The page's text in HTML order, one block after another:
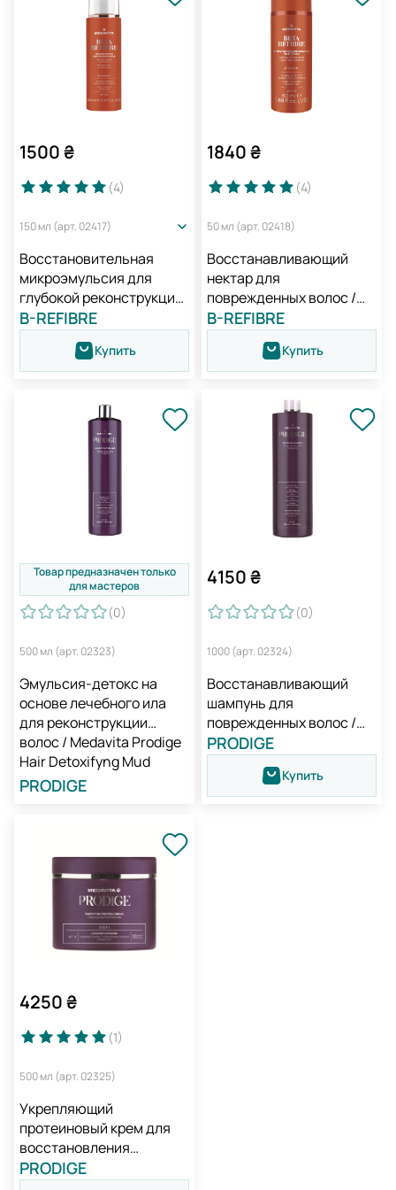
1500₴
(4)
150 мл (арт. 02417)
Восстановительная
микроэмульсия для
глубокой реконструкции
волос / Medavita Beta
Refibre Reconstructive
Hair Microemulsion
B-REFIBRE
Купить
1840₴
(4)
50 мл (арт. 02418)
Восстанавливающий
нектар для
поврежденных волос /
Medavita Beta Refibre
Nectar restructurant
B-REFIBRE
Купить
Товар предназначен только
для мастеров
(0)
500 мл (арт. 02323)
Эмульсия-детокс на
основе лечебного ила
для реконструкции
волос / Medavita Prodige
Hair Detoxifyng Mud
PRODIGE
4150₴
(0)
1000 (арт. 02324)
Восстанавливающий
шампунь для
поврежденных волос /
Medavita Prodige
Restoring Shampoo
PRODIGE
Купить
4250₴
(1)
500 мл (арт. 02325)
Укрепляющий
протеиновый крем для
восстановления
поврежденных волос /
PRODIGE